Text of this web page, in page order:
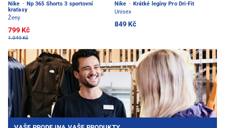
Nike · Np 365 Shorts 3 sportovní
kraťasy
Ženy
799 Kč
1.049 Kč
Nike · Krátké legíny Pro Dri-Fit
Unisex
849 Kč